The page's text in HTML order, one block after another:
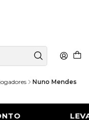
Nuno Mendes